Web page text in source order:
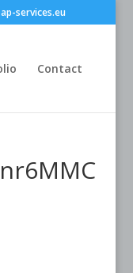
services.eu
Contact